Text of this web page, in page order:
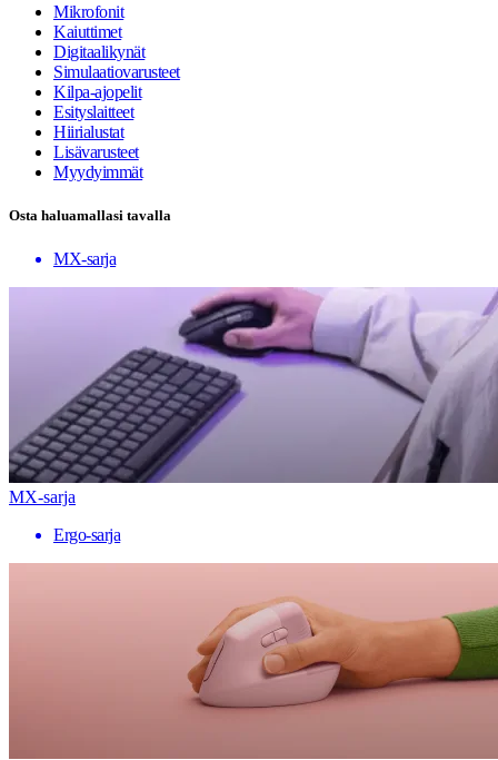
Mikrofonit
Kaiuttimet
Digitaalikynät
Simulaatiovarusteet
Kilpa-ajopelit
Esityslaitteet
Hiirialustat
Lisävarusteet
Myydyimmät
Osta haluamallasi tavalla
MX-sarja
MX-sarja
Ergo-sarja